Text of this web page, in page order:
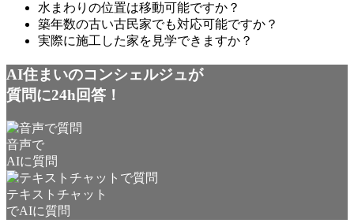
水まわりの位置は移動可能ですか？
築年数の古い古民家でも対応可能ですか？
実際に施工した家を見学できますか？
AI住まいのコンシェルジュが
質問に24h回答！
音声で
AIに質問
テキストチャット
でAIに質問